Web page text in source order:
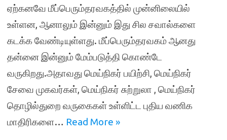
ஏற்கனவே மீப்பெரும்தரவகத்தில் முன்னிலையில்
உள்ளன, ஆனாலும் இன்னும் இது சில சவால்களை
கடக்க வேண்டியுள்ளது. மீப்பெரும்தரவகம் ஆனது
தன்னை இன்னும் மேம்படுத்தி கொண்டே
வருகிறது.அதாவது மெய்நிகர் பயிற்சி, மெய்நிகர்
சேவை முகவர்கள், மெய்நிகர் சுற்றுலா , மெய்நிகர்
தொழில்துறை வருகைகள் உள்ளிட்ட புதிய வணிக
மாதிரிகளை… Read More »